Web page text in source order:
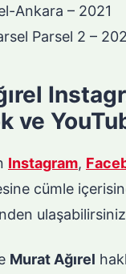
Ankara – 2021
Parsel 2 –
ve
Instagram,
cümle
Murat Ağırel